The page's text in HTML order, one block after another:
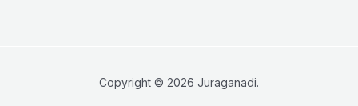
Copyright © 2026 Juraganadi.